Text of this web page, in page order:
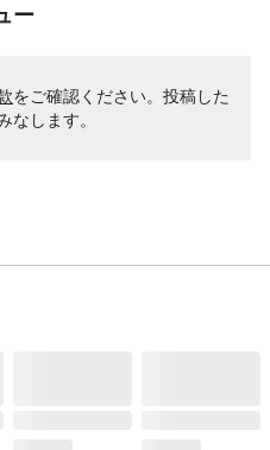
ー
をご確認ください。投稿した
なします。